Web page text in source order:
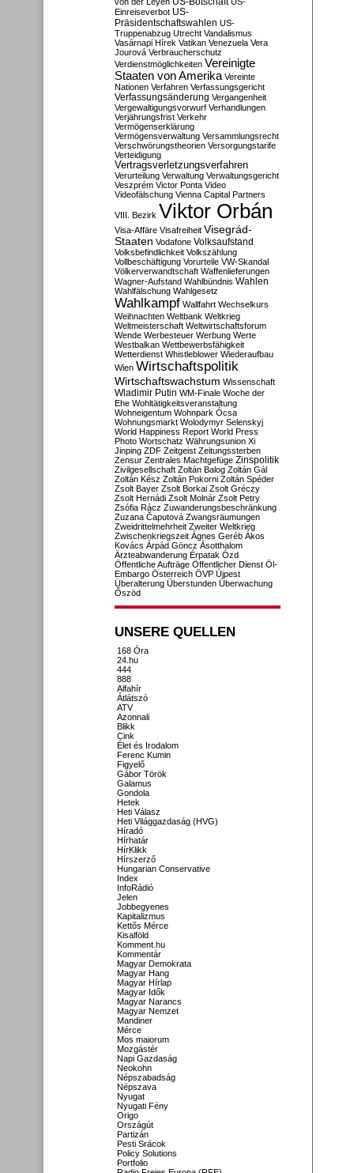
Einreiseverbot US-
Präsidentschaftswahlen US-
Truppenabzug Utrecht Vandalismus
Vasárnapi Hírek Vatikan Venezuela Vera
Jourová Verbraucherschutz
Verdienstmöglichkeiten Vereinigte
Staaten von Amerika Vereinte
Nationen Verfahren Verfassungsgericht
Verfassungsänderung Vergangenheit
Vergewaltigungsvorwurf Verhandlungen
Verjährungsfrist Verkehr
Vermögenserklärung
Vermögensverwaltung Versammlungsrecht
Verschwörungstheorien Versorgungstarife
Verteidigung
Vertragsverletzungsverfahren
Verurteilung Verwaltung Verwaltungsgericht
Veszprém Victor Ponta Video
Videofälschung Vienna Capital Partners
VIII. Bezirk Viktor Orbán
Visa-Affäre Visafreiheit Visegrád-
Staaten Vodafone Volksaufstand
Volksbefindlichkeit Volkszählung
Vollbeschäftigung Vorurteile VW-Skandal
Völkerverwandtschaft Waffenlieferungen
Wagner-Aufstand Wahlbündnis Wahlen
Wahlfälschung Wahlgesetz
Wahlkampf Wallfahrt Wechselkurs
Weihnachten Weltbank Weltkrieg
Weltmeisterschaft Weltwirtschaftsforum
Wende Werbesteuer Werbung Werte
Westbalkan Wettbewerbsfähigkeit
Wetterdienst Whistleblower Wiederaufbau
Wien Wirtschaftspolitik
Wirtschaftswachstum Wissenschaft
Wladimir Putin WM-Finale Woche der
Ehe Wohltätigkeitsveranstaltung
Wohneigentum Wohnpark Ócsa
Wohnungsmarkt Wolodymyr Selenskyj
World Happiness Report World Press
Photo Wortschatz Währungsunion Xi
Jinping ZDF Zeitgeist Zeitungssterben
Zensur Zentrales Machtgefüge Zinspolitik
Zivilgesellschaft Zoltán Balog Zoltán Gál
Zoltán Kész Zoltán Pokorni Zoltán Spéder
Zsolt Bayer Zsolt Borkai Zsolt Gréczy
Zsolt Hernádi Zsolt Molnár Zsolt Petry
Zsófia Rácz Zuwanderungsbeschränkung
Zuzana Čaputová Zwangsräumungen
Zweidrittelmehrheit Zweiter Weltkrieg
Zwischenkriegszeit Ágnes Geréb Ákos
Kovács Árpád Göncz Ásotthalom
Ärzteabwanderung Érpatak Ózd
Öffentliche Aufträge Öffentlicher Dienst Öl-
Embargo Österreich ÖVP Újpest
Überalterung Überstunden Überwachung
Őszöd
UNSERE QUELLEN
168 Óra
24.hu
444
888
Alfahír
Átlátszó
ATV
Azonnali
Blikk
Cink
Élet és Irodalom
Ferenc Kumin
Figyelő
Gábor Török
Galamus
Gondola
Hetek
Heti Válasz
Heti Világgazdaság (HVG)
Híradó
Hírhatár
HírKlikk
Hírszerző
Hungarian Conservative
Index
InfoRádió
Jelen
Jobbegyenes
Kapitalizmus
Kettős Mérce
Kisalföld
Komment.hu
Kommentár
Magyar Demokrata
Magyar Hang
Magyar Hírlap
Magyar Idők
Magyar Narancs
Magyar Nemzet
Mandiner
Mérce
Mos maiorum
Mozgástér
Napi Gazdaság
Neokohn
Népszabadság
Népszava
Nyugat
Nyugati Fény
Origo
Országút
Partizán
Pesti Srácok
Policy Solutions
Portfolio